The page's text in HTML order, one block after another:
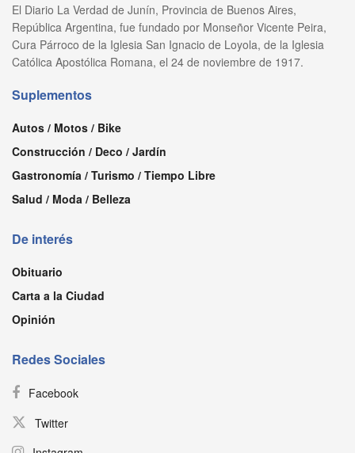
El Diario La Verdad de Junín, Provincia de Buenos Aires,
República Argentina, fue fundado por Monseñor Vicente Peira,
Cura Párroco de la Iglesia San Ignacio de Loyola, de la Iglesia
Católica Apostólica Romana, el 24 de noviembre de 1917.
Suplementos
Autos / Motos / Bike
Construcción / Deco / Jardín
Gastronomía / Turismo / Tiempo Libre
Salud / Moda / Belleza
De interés
Obituario
Carta a la Ciudad
Opinión
Redes Sociales
Facebook
Twitter